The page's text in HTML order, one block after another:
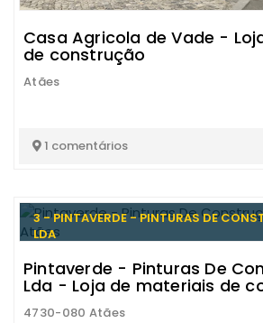
Casa Agricola de Vade -
de construção
Atães
1 comentários
3 - PINTAVERDE - PINTURAS DE
LDA
Pintaverde - Pinturas De
Lda - Loja de materiais de
4730-080 Atães